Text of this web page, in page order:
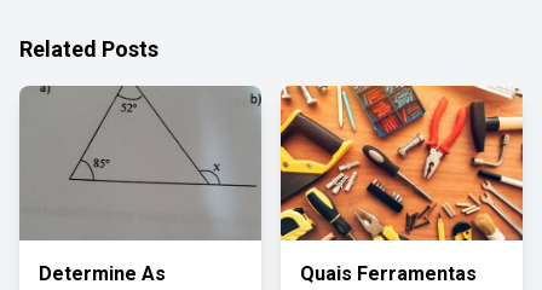
Related Posts
Determine As
Quais Ferramentas